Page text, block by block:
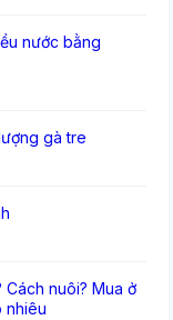
nước bằng
gà tre
Cách nuôi? Mua ở
nhiêu